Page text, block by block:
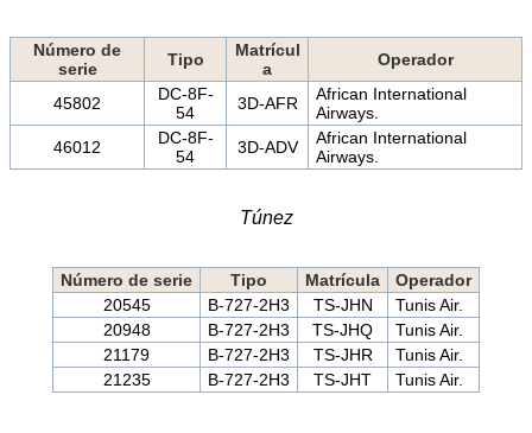
Número de
serie
Tipo
Matrícul
a
Operador
45802
DC-8F-
54
3D-AFR
African International
Airways.
46012
DC-8F-
54
3D-ADV
African International
Airways.
Túnez
Número de serie Tipo Matrícula
Operador
20545
B-727-2H3 TS-JHN
Tunis Air.
20948
B-727-2H3 TS-JHQ
Tunis Air.
21179
B-727-2H3 TS-JHR
Tunis Air.
21235
B-727-2H3 TS-JHT Tunis Air.